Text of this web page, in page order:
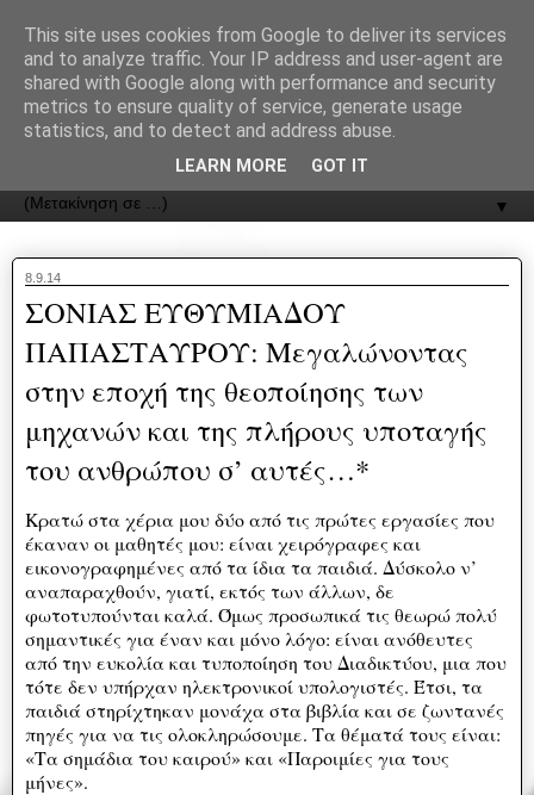
ΟΔΟΣ
▼
8.9.14
ΣΟΝΙΑΣ ΕΥΘΥΜΙΑΔΟΥ
ΠΑΠΑΣΤΑΥΡΟΥ: Μεγαλώνοντας
στην εποχή της θεοποίησης των
μηχανών και της πλήρους υποταγής
του ανθρώπου σ’ αυτές…*
Κρατώ στα χέρια μου δύο από τις πρώτες εργασίες που
έκαναν οι μαθητές μου: είναι χειρόγραφες και
εικονογραφημένες από τα ίδια τα παιδιά. Δύσκολο ν’
αναπαραχθούν, γιατί, εκτός των άλλων, δε
φωτοτυπούνται καλά. Όμως προσωπικά τις θεωρώ πολύ
σημαντικές για έναν και μόνο λόγο: είναι ανόθευτες
από την ευκολία και τυποποίηση του Διαδικτύου, μια που
τότε δεν υπήρχαν ηλεκτρονικοί υπολογιστές. Έτσι, τα
παιδιά στηρίχτηκαν μονάχα στα βιβλία και σε ζωντανές
πηγές για να τις ολοκληρώσουμε. Τα θέματά τους είναι:
«Τα σημάδια του καιρού» και «Παροιμίες για τους
μήνες».
This site uses cookies from Google to deliver its services
and to analyze traffic. Your IP address and user-agent are
shared with Google along with performance and security
metrics to ensure quality of service, generate usage
statistics, and to detect and address abuse.
LEARN MORE GOT IT